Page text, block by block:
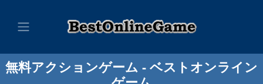
無料アクションゲーム - ベストオンライン